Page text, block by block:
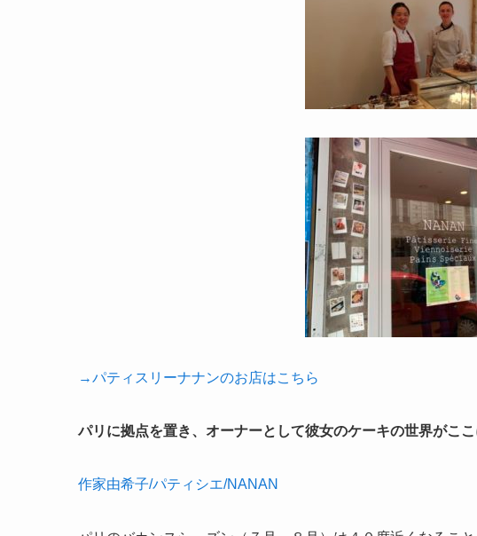
→パティスリーナナンのお店はこちら
パリに拠点を置き、オーナーとして彼女のケーキの世界がここ
作家由希子/パティシエ/NANAN